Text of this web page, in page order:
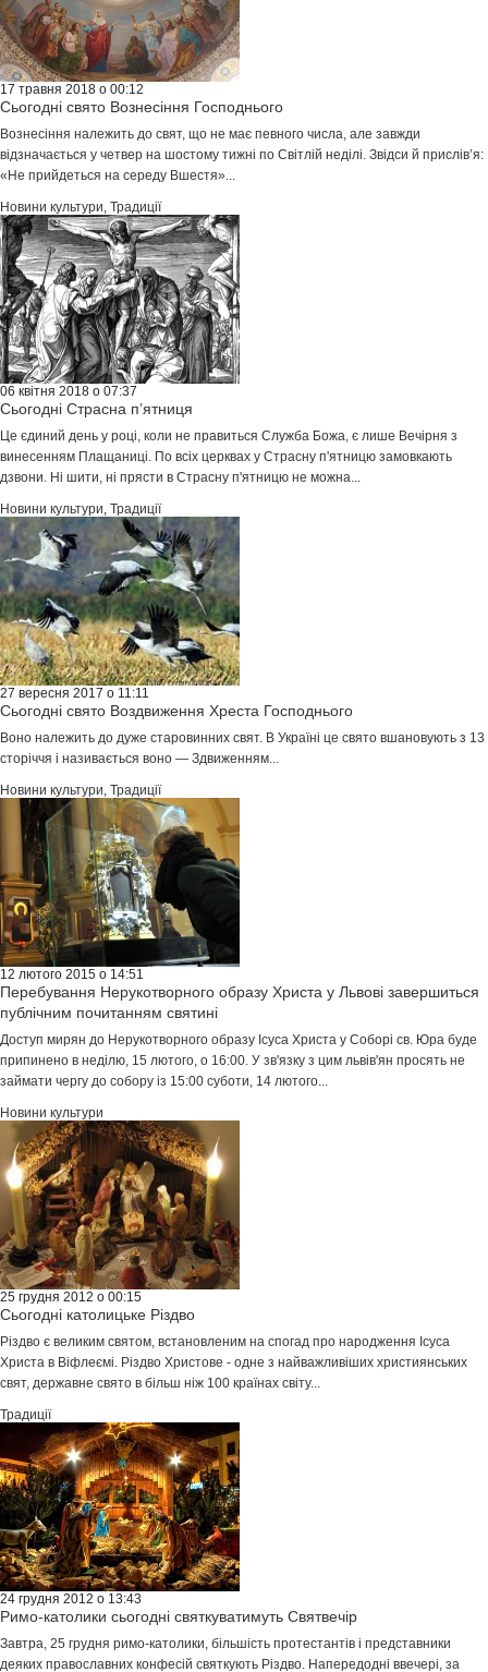
17 травня 2018 о 00:12
Сьогодні свято Вознесіння Господнього
Вознесіння належить до свят, що не має певного числа, але завжди
відзначається у четвер на шостому тижні по Світлій неділі. Звідси й прислів’я:
«Не прийдеться на середу Вшестя»...
Новини культури, Традиції
06 квітня 2018 о 07:37
Сьогодні Страсна п’ятниця
Це єдиний день у році, коли не правиться Служба Божа, є лише Вечірня з
винесенням Плащаниці. По всіх церквах у Страсну п'ятницю замовкають
дзвони. Ні шити, ні прясти в Страсну п'ятницю не можна...
Новини культури, Традиції
27 вересня 2017 о 11:11
Сьогодні свято Воздвиження Хреста Господнього
Воно належить до дуже старовинних свят. В Україні це свято вшановують з 13
сторіччя і називається воно — Здвиженням...
Новини культури, Традиції
12 лютого 2015 о 14:51
Перебування Нерукотворного образу Христа у Львові завершиться
публічним почитанням святині
Доступ мирян до Нерукотворного образу Ісуса Христа у Соборі св. Юра буде
припинено в неділю, 15 лютого, о 16:00. У зв'язку з цим львів'ян просять не
займати чергу до собору із 15:00 суботи, 14 лютого...
Новини культури
25 грудня 2012 о 00:15
Сьогодні католицьке Різдво
Різдво є великим святом, встановленим на спогад про народження Ісуса
Христа в Віфлеємі. Різдво Христове - одне з найважливіших християнських
свят, державне свято в більш ніж 100 країнах світу...
Традиції
24 грудня 2012 о 13:43
Римо-католики сьогодні святкуватимуть Святвечір
Завтра, 25 грудня римо-католики, більшість протестантів і представники
деяких православних конфесій святкують Різдво. Напередодні ввечері, за